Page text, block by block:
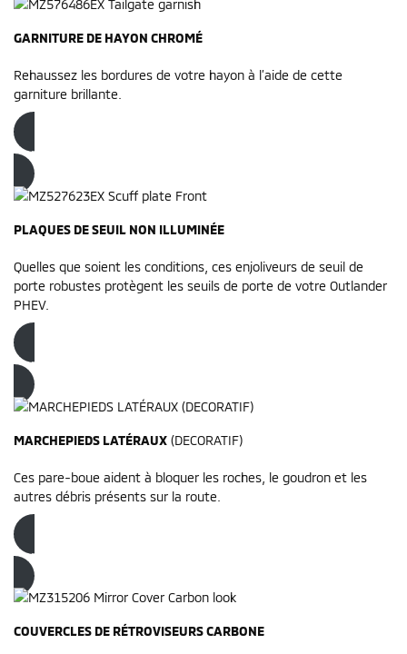
GARNITURE DE HAYON CHROMÉ
Rehaussez les bordures de votre hayon à l’aide de cette
garniture brillante.
Commandez dès maintenant
PLAQUES DE SEUIL NON ILLUMINÉE
Quelles que soient les conditions, ces enjoliveurs de seuil de
porte robustes protègent les seuils de porte de votre Outlander
PHEV.
Commandez dès maintenant
MARCHEPIEDS LATÉRAUX (DECORATIF)
Ces pare-boue aident à bloquer les roches, le goudron et les
autres débris présents sur la route.
Commandez dès maintenant
COUVERCLES DE RÉTROVISEURS CARBONE